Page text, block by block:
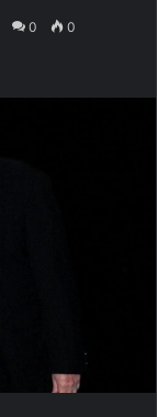
0 0